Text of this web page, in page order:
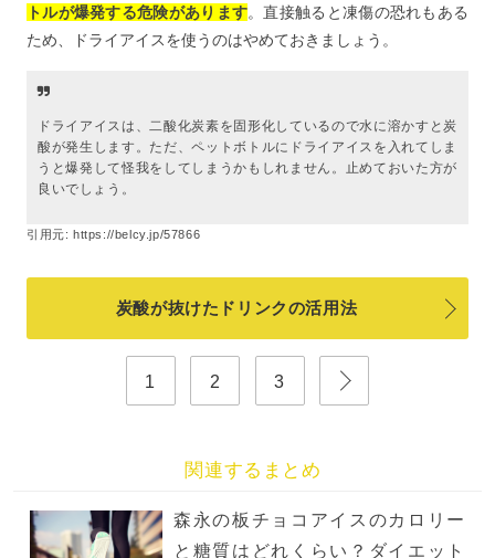
トルが爆発する危険があります。直接触ると凍傷の恐れもある
ため、ドライアイスを使うのはやめておきましょう。
ドライアイスは、二酸化炭素を固形化しているので水に溶かすと炭
酸が発生します。ただ、ペットボトルにドライアイスを入れてしま
うと爆発して怪我をしてしまうかもしれません。止めておいた方が
良いでしょう。
引用元:https://belcy.jp/57866
炭酸が抜けたドリンクの活用法
1 2 3
関連するまとめ
森永の板チョコアイスのカロリー
と糖質はどれくらい？ダイエット